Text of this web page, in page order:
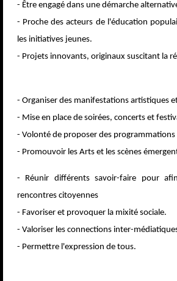
- Être engagé dans une démarche
- Proche des acteurs de l'éducation
les initiatives jeunes.
- Projets innovants, originaux suscitant la
- Organiser des manifestations artistiques
- Mise en place de soirées, concerts et
- Volonté de proposer des programmations
- Promouvoir les Arts et les scènes
- Réunir différents savoir-faire pour
rencontres citoyennes
- Favoriser et provoquer la mixité sociale.
- Valoriser les connections inter-
- Permettre l'expression de tous.